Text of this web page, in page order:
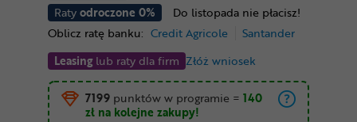
Ratyodroczone 0%
Do listopada nie płacisz!
Oblicz ratę banku: Credit Agricole
Santander
Leasinglub raty dla firm Złóż wniosek
7199 punktów w programie = 140
zł na kolejne zakupy!